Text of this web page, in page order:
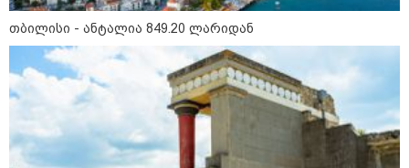
დანაშაული, 5-ჯერ შეცვლილი
მოსამართლე, 4-ჯერ თავიდან
დაწყებული საქმე... მადლობა
პროკურატურას, მათ გარეშე ეს
შედეგი არ დადგებოდა" - ქეთა
ხარძიანი
კატეგორიის ყველა სიახლე
თბილისი - ანტალია 849.20 ლარიდან